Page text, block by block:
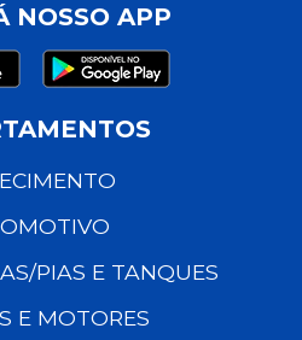
NOSSO APP
PIAS E TANQUES
E MOTORES